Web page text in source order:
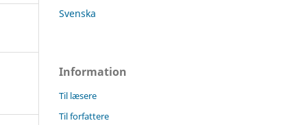
Svenska
Information
Til læsere
Til forfattere